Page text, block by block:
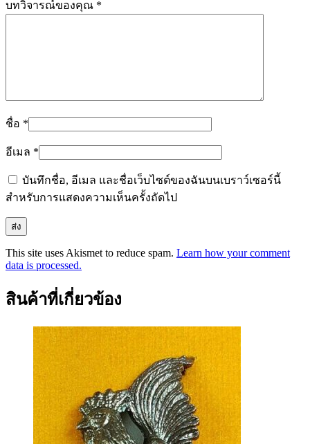
บทวิจารณ์ของคุณ *
ชื่อ *
อีเมล *
บันทึกชื่อ, อีเมล และชื่อเว็บไซต์ของฉันบนเบราว์เซอร์นี้
สำหรับการแสดงความเห็นครั้งถัดไป
This site uses Akismet to reduce spam. Learn how your comment
data is processed.
สินค้าที่เกี่ยวข้อง